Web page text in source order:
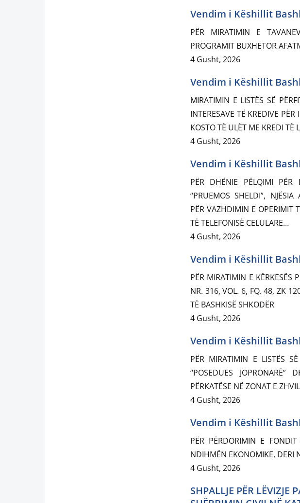
Vendim i Këshillit
PËR MIRATIMIN E
PROGRAMIT BUXHETOR
4 Gusht, 2026
Vendim i Këshillit
MIRATIMIN E LISTËS SË
INTERESAVE TË KREDIVE
KOSTO TË ULËT ME KREDI TË
4 Gusht, 2026
Vendim i Këshillit
PËR DHËNIE PËLQIMI PËR
“PRUEMOS SHELDI”,
PËR VAZHDIMIN E OPERIMIT
TË TELEFONISË CELULARE…
4 Gusht, 2026
Vendim i Këshillit
PËR MIRATIMIN E KËRKESËS
NR. 316, VOL. 6, FQ. 48, ZK
TË BASHKISË SHKODËR
4 Gusht, 2026
Vendim i Këshillit
PËR MIRATIMIN E LISTËS
“POSEDUES JOPRONARË”
PËRKATËSE NË ZONAT E
4 Gusht, 2026
Vendim i Këshillit
PËR PËRDORIMIN E
NDIHMËN EKONOMIKE, DERI
4 Gusht, 2026
SHPALLJE PËR LËVIZJE